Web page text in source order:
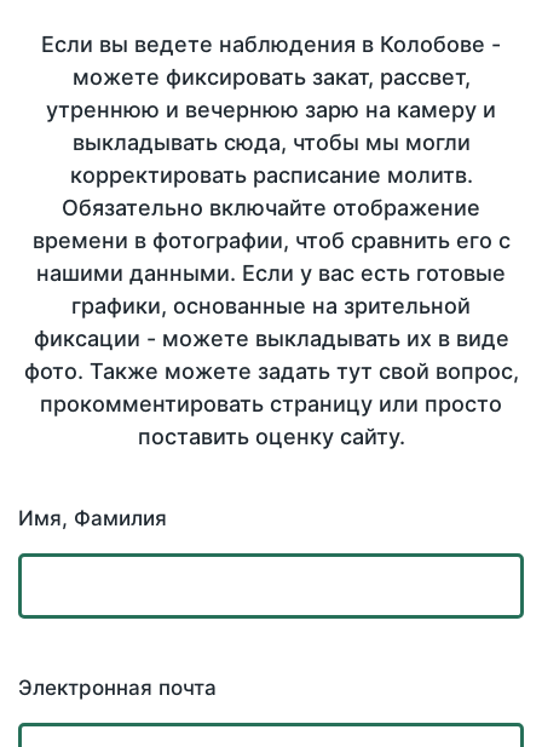
Если вы ведете наблюдения в Колобове -
можете фиксировать закат, рассвет,
утреннюю и вечернюю зарю на камеру и
выкладывать сюда, чтобы мы могли
корректировать расписание молитв.
Обязательно включайте отображение
времени в фотографии, чтоб сравнить его с
нашими данными. Если у вас есть готовые
графики, основанные на зрительной
фиксации - можете выкладывать их в виде
фото. Также можете задать тут свой вопрос,
прокомментировать страницу или просто
поставить оценку сайту.
Имя, Фамилия
Электронная почта